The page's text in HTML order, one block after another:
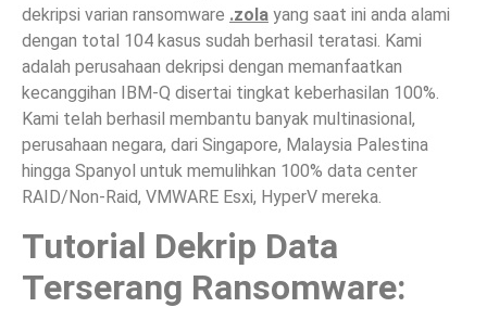
dekripsi varian ransomware .zola yang saat ini anda alami
dengan total 104 kasus sudah berhasil teratasi. Kami
adalah perusahaan dekripsi dengan memanfaatkan
kecanggihan IBM-Q disertai tingkat keberhasilan 100%.
Kami telah berhasil membantu banyak multinasional,
perusahaan negara, dari Singapore, Malaysia Palestina
hingga Spanyol untuk memulihkan 100% data center
RAID/Non-Raid, VMWARE Esxi, HyperV mereka.
Tutorial Dekrip Data
Terserang Ransomware: